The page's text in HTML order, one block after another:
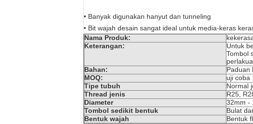
• Banyak digunakan hanyut dan tunneling
• Bit wajah desain sangat ideal untuk media-keras
Nama Produk:
Keterangan:
Untuk
Tombol
Bahan:
Paduan
MOQ:
uji coba
Tipe tubuh
Normal
Thread jenis
R25,
Diameter
32mm -
Tombol sedikit bentuk
Bulat
Bentuk wajah
Bentuk